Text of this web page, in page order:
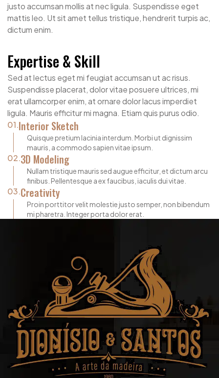
justo accumsan mollis at nec ligula. Suspendisse eget
mattis leo. Ut sit amet tellus tristique, hendrerit turpis ac,
dictum enim.
Expertise & Skill
Sed at lectus eget mi feugiat accumsan ut ac risus.
Suspendisse placerat, dolor vitae posuere ultrices, mi
erat ullamcorper enim, at ornare dolor lacus imperdiet
ligula. Mauris efficitur mi magna. Etiam quis purus odio.
01.Interior Sketch
Quisque pretium lacinia interdum. Morbi ut dignissim
mauris, a commodo sapien vitae ipsum.
02.3D Modeling
Nullam tristique mauris sed augue efficitur, et dictum arcu
finibus. Pellentesque a ex faucibus, iaculis dui vitae.
03.Creativity
Proin porttitor velit molestie justo semper, non bibendum
mi pharetra. Integer porta dolor erat.